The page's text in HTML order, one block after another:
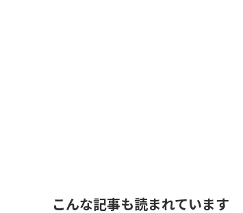
こんな記事も読まれています